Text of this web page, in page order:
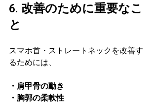
6. 改善のために重要なこ
と
スマホ首・ストレートネックを改善す
るためには、
・肩甲骨の動き
・胸郭の柔軟性